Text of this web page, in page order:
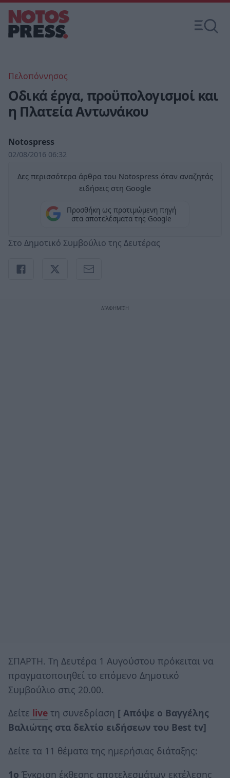
Πελοπόννησος
Οδικά έργα, προϋπολογισμοί και
η Πλατεία Αντωνάκου
Notospress
02/08/2016 06:32
Δες περισσότερα άρθρα του Notospress όταν αναζητάς
ειδήσεις στη Google
Προσθήκη ως προτιμώμενη πηγή
στα αποτελέσματα της Google
Στο Δημοτικό Συμβούλιο της Δευτέρας
ΣΠΑΡΤΗ. Τη Δευτέρα 1 Αυγούστου πρόκειται να
πραγματοποιηθεί το επόμενο Δημοτικό
Συμβούλιο στις 20.00.
Δείτε live τη συνεδρίαση [ Aπόψε ο Βαγγέλης
Βαλιώτης στα δελτίο ειδήσεων του Best tv]
Δείτε τα 11 θέματα της ημερήσιας διάταξης:
1ο Έγκριση έκθεσης αποτελεσμάτων εκτέλεσης